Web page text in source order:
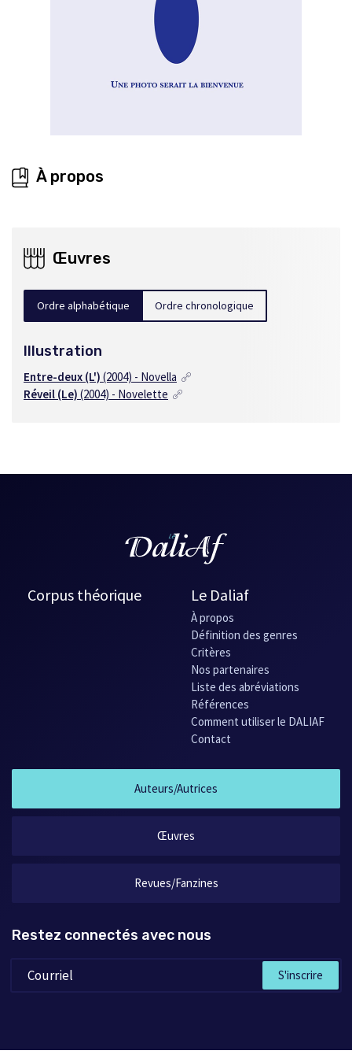
À propos
Œuvres
Ordre alphabétique Ordre chronologique
Illustration
Entre-deux (L') (2004) - Novella
Réveil (Le) (2004) - Novelette
Corpus théorique Le Daliaf
À propos
Définition des genres
Critères
Nos partenaires
Liste des abréviations
Références
Comment utiliser le DALIAF
Contact
Auteurs/Autrices
Œuvres
Revues/Fanzines
Restez connectés avec nous
S'inscrire